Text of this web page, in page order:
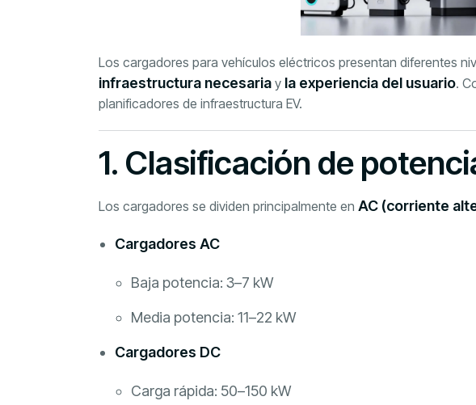
Los cargadores para vehículos eléctricos presentan diferentes
infraestructura necesaria y la experiencia del usuario.
planificadores de infraestructura EV.
1. Clasificación de
Los cargadores se dividen principalmente en AC (corriente
Cargadores AC
Baja potencia: 3–7 kW
Media potencia: 11–22 kW
Cargadores DC
Carga rápida: 50–150 kW